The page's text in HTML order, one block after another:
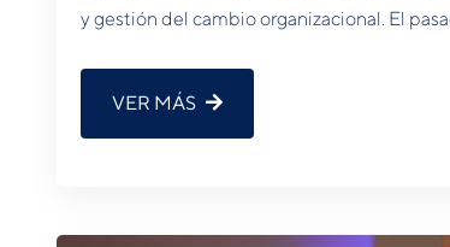
y gestión del cambio organizacional. El
VER MÁS